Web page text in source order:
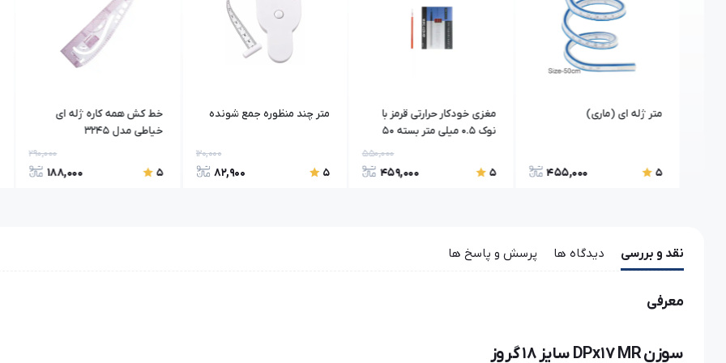
متر ژله ای (ماری)
5
455,000
مغزی خودکار حرارتی قرمز با
نوک 0.5 میلی متر بسته 50
5
550,000
459,000
متر چند منظوره جمع شونده
5
120,000
82,900
خط کش همه کاره ژله ای
خیاطی مدل 3245
5
290,000
188,000
نقد و بررسی دیدگاه ها پرسش و پاسخ ها
معرفی
سوزن DPx17 MR سایز 18 گروز